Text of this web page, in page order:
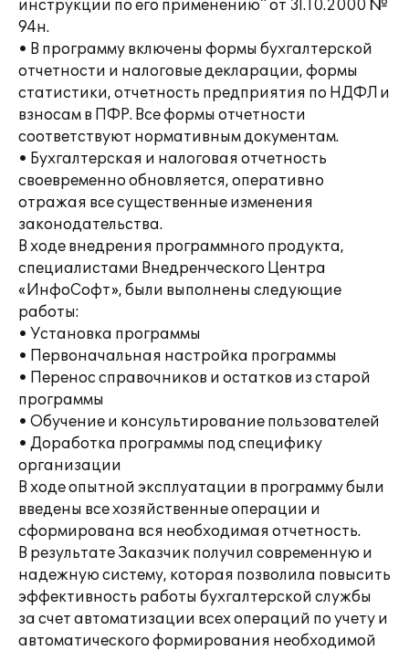
инструкции по его применению" от 31.10.2000 №
94н.
• В программу включены формы бухгалтерской
отчетности и налоговые декларации, формы
статистики, отчетность предприятия по НДФЛ и
взносам в ПФР. Все формы отчетности
соответствуют нормативным документам.
• Бухгалтерская и налоговая отчетность
своевременно обновляется, оперативно
отражая все существенные изменения
законодательства.
В ходе внедрения программного продукта,
специалистами Внедренческого Центра
«ИнфоСофт», были выполнены следующие
работы:
• Установка программы
• Первоначальная настройка программы
• Перенос справочников и остатков из старой
программы
• Обучение и консультирование пользователей
• Доработка программы под специфику
организации
В ходе опытной эксплуатации в программу были
введены все хозяйственные операции и
сформирована вся необходимая отчетность.
В результате Заказчик получил современную и
надежную систему, которая позволила повысить
эффективность работы бухгалтерской службы
за счет автоматизации всех операций по учету и
автоматического формирования необходимой